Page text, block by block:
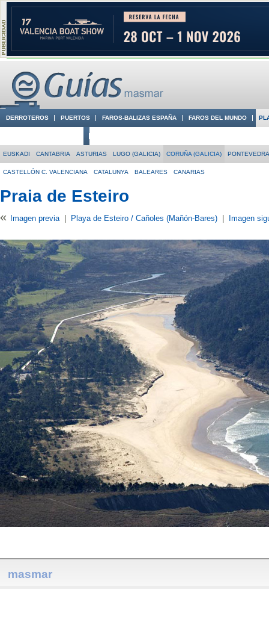
DERROTEROS PUERTOS FAROS-BALIZAS ESPAÑA FAROS DEL MUNDO
EUSKADI CANTABRIA ASTURIAS LUGO (GALICIA) CORUÑA (GALICIA)
CASTELLÓN C. VALENCIANA CATALUNYA BALEARES CANARIAS
Praia de Esteiro
« Imagen previa | Playa de Esteiro / Cañoles (Mañón-Bares) | Imagen
masmar